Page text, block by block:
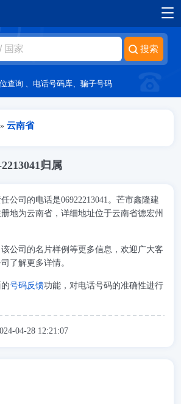
查询 、 电话号码库、骗子号码
» 云南省
归属
公司的电话是06922213041。芒市鑫隆建
地为云南省，详细地址位于云南省德宏州
公司的名片样例等更多信息，欢迎广大客
了解更多详情。
号码反馈功能，对电话号码的准确性进行
04-28 12:21:07